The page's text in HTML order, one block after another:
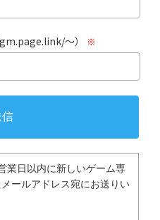
〜） ※
業日以内に新しいゲーム専
ールアドレス宛にお送りい